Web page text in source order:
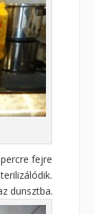
fejre
dunsztba.